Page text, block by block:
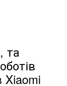
та
Xiaomi